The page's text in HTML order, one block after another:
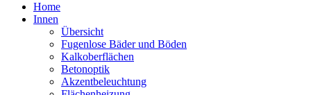
Home
Innen
Übersicht
Fugenlose Bäder und Böden
Kalkoberflächen
Betonoptik
Akzentbeleuchtung